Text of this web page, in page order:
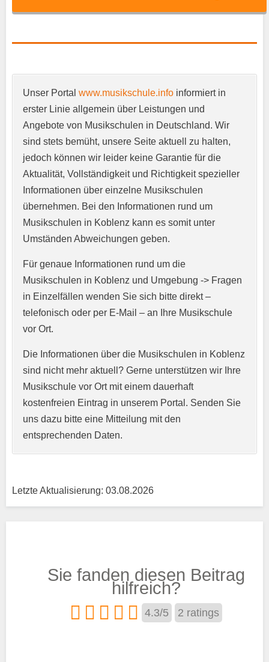
E-Mail
Name der Musikschule
Anschrift*
E-Mail-Adresse*
Telefonnummer
Webseite
Unser Portal www.musikschule.info informiert in
erster Linie allgemein über Leistungen und
Angebote von Musikschulen in Deutschland. Wir
sind stets bemüht, unsere Seite aktuell zu halten,
jedoch können wir leider keine Garantie für die
Aktualität, Vollständigkeit und Richtigkeit spezieller
Informationen über einzelne Musikschulen
übernehmen. Bei den Informationen rund um
Musikschulen in Koblenz kann es somit unter
Umständen Abweichungen geben.
Für genaue Informationen rund um die
Musikschulen in Koblenz und Umgebung -> Fragen
in Einzelfällen wenden Sie sich bitte direkt –
telefonisch oder per E-Mail – an Ihre Musikschule
vor Ort.
Die Informationen über die Musikschulen in Koblenz
sind nicht mehr aktuell? Gerne unterstützen wir Ihre
Musikschule vor Ort mit einem dauerhaft
kostenfreien Eintrag in unserem Portal. Senden Sie
uns dazu bitte eine Mitteilung mit den
entsprechenden Daten.
Letzte Aktualisierung: 03.08.2026
Sie fanden diesen Beitrag
hilfreich?
4.3/5 2 ratings